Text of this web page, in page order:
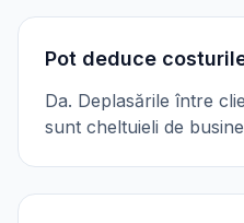
Pot deduce
Da. Deplasările între
sunt cheltuieli de